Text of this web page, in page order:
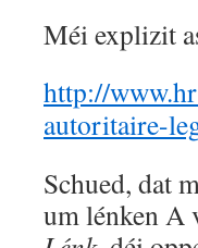
Méi explizit
http://
autoritaire-
Schued, dat
um lénken A